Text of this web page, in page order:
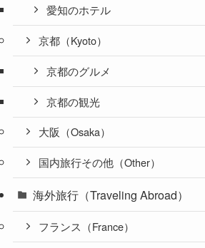
愛知のホテル
京都（Kyoto）
京都のグルメ
京都の観光
大阪（Osaka）
国内旅行その他（Other）
海外旅行（Traveling Abroad）
フランス（France）